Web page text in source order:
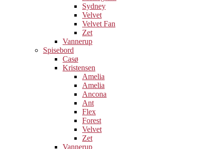
Sydney
Velvet
Velvet Fan
Zet
Vannerup
Spisebord
Casø
Kristensen
Amelia
Amelia
Ancona
Ant
Flex
Forest
Velvet
Zet
Vannerup